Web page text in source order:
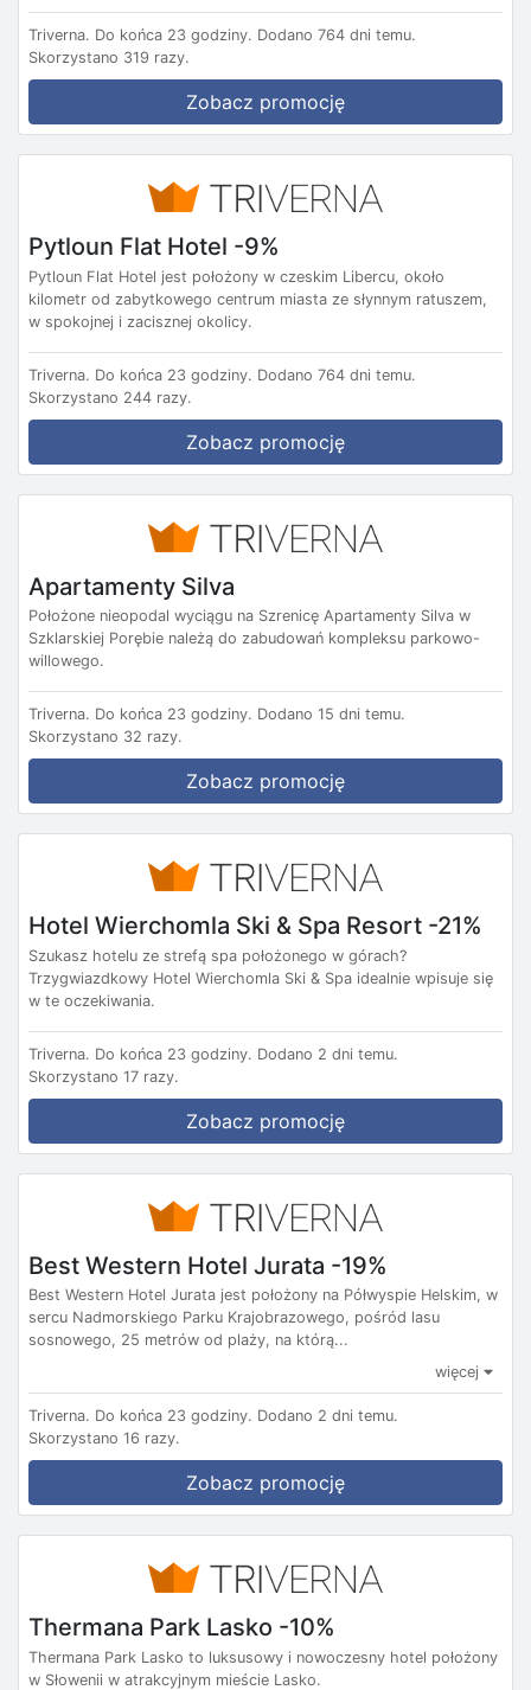
Triverna. Do końca 23 godziny. Dodano 764 dni temu.
Skorzystano 319 razy.
Zobacz promocję
Pytloun Flat Hotel -9%
Pytloun Flat Hotel jest położony w czeskim Libercu, około
kilometr od zabytkowego centrum miasta ze słynnym ratuszem,
w spokojnej i zacisznej okolicy.
Triverna. Do końca 23 godziny. Dodano 764 dni temu.
Skorzystano 244 razy.
Zobacz promocję
Apartamenty Silva
Położone nieopodal wyciągu na Szrenicę Apartamenty Silva w
Szklarskiej Porębie należą do zabudowań kompleksu parkowo-
willowego.
Triverna. Do końca 23 godziny. Dodano 15 dni temu.
Skorzystano 32 razy.
Zobacz promocję
Hotel Wierchomla Ski & Spa Resort -21%
Szukasz hotelu ze strefą spa położonego w górach?
Trzygwiazdkowy Hotel Wierchomla Ski & Spa idealnie wpisuje się
w te oczekiwania.
Triverna. Do końca 23 godziny. Dodano 2 dni temu.
Skorzystano 17 razy.
Zobacz promocję
Best Western Hotel Jurata -19%
Best Western Hotel Jurata jest położony na Półwyspie Helskim, w
sercu Nadmorskiego Parku Krajobrazowego, pośród lasu
sosnowego, 25 metrów od plaży, na którą...
więcej
Triverna. Do końca 23 godziny. Dodano 2 dni temu.
Skorzystano 16 razy.
Zobacz promocję
Thermana Park Lasko -10%
Thermana Park Lasko to luksusowy i nowoczesny hotel położony
w Słowenii w atrakcyjnym mieście Lasko.